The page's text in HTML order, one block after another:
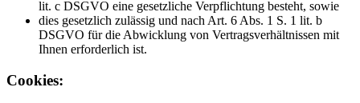
lit. c DSGVO eine gesetzliche Verpflichtung besteht, sowie
dies gesetzlich zulässig und nach Art. 6 Abs. 1 S. 1 lit. b
DSGVO für die Abwicklung von Vertragsverhältnissen mit
Ihnen erforderlich ist.
Cookies: